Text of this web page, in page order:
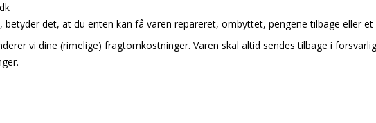
betyder det, at du enten kan få varen repareret, ombyttet, pengene tilbage eller
vi dine (rimelige) fragtomkostninger. Varen skal altid sendes tilbage i